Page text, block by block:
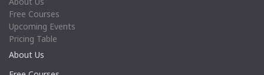
Free Courses
Upcoming Events
Pricing Table
About Us